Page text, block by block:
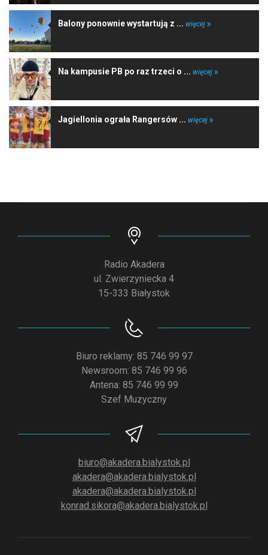
Balony ponownie wystartują z ... więcej
Na kampusie PB po raz trzeci o ... więcej
Jagiellonia ograła Rangersów ... więcej
Radio Akadera
ul. Zwierzyniecka 4
15-333 Białystok
Biuro reklamy: 85 746 99 97
Newsroom: 85 746 99 96
Antena: 85 746 99 99
Szef Muzyczny
biuro@akadera.bialystok.pl
akadera@akadera.bialystok.pl
akadera@akadera.bialystok.pl
konrad.sikora@akadera.bialystok.pl